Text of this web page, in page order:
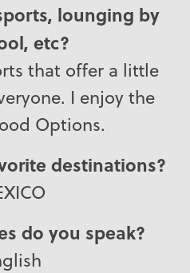
lounging by
etc?
that offer a little
I enjoy the
Options.
destinations?
do you speak?